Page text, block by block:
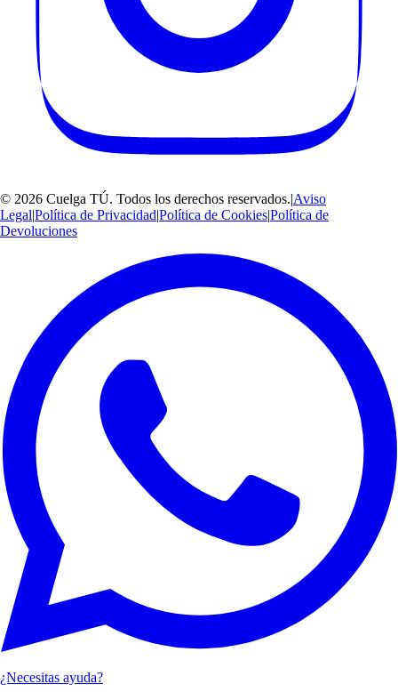
© 2026 Cuelga TÚ. Todos los derechos reservados.|Aviso
Legal|Política de Privacidad|Política de Cookies|Política de
Devoluciones
¿Necesitas ayuda?